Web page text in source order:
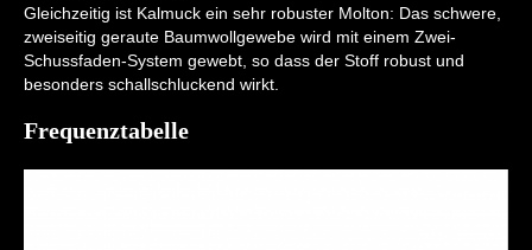
Gleichzeitig ist Kalmuck ein sehr robuster Molton: Das schwere,
zweiseitig geraute Baumwollgewebe wird mit einem Zwei-
Schussfaden-System gewebt, so dass der Stoff robust und
besonders schallschluckend wirkt.
Frequenztabelle